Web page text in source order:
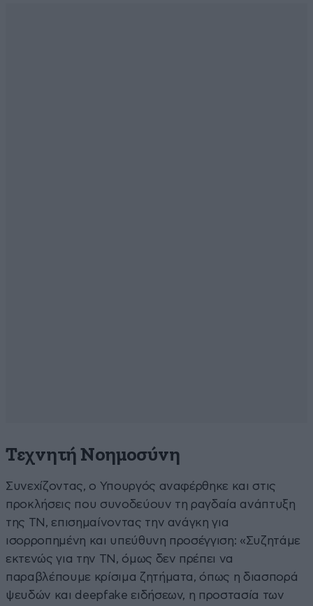
Τεχνητή Νοημοσύνη
Συνεχίζοντας, ο Υπουργός αναφέρθηκε και στις
προκλήσεις που συνοδεύουν τη ραγδαία ανάπτυξη
της ΤΝ, επισημαίνοντας την ανάγκη για
ισορροπημένη και υπεύθυνη προσέγγιση: «Συζητάμε
εκτενώς για την ΤΝ, όμως δεν πρέπει να
παραβλέπουμε κρίσιμα ζητήματα, όπως η διασπορά
ψευδών και deepfake ειδήσεων, η προστασία των